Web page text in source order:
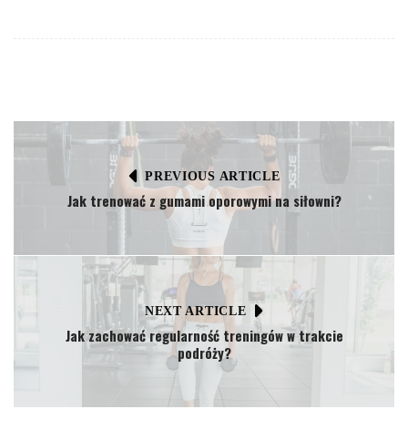
PREVIOUS ARTICLE
Jak trenować z gumami oporowymi na siłowni?
NEXT ARTICLE
Jak zachować regularność treningów w trakcie
podróży?